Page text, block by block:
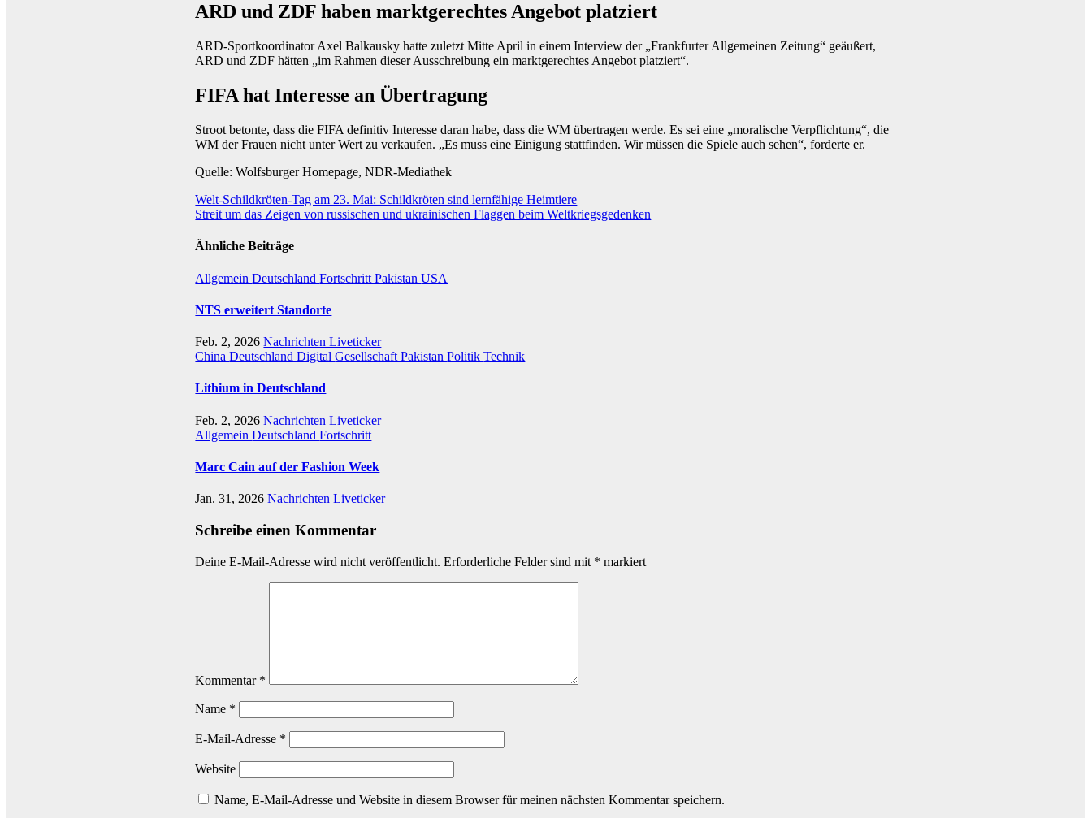
ARD und ZDF haben marktgerechtes Angebot platziert
ARD-Sportkoordinator Axel Balkausky hatte zuletzt Mitte April in einem Interview der „Frankfurter Allgemeinen Zeitung“ geäußert,
ARD und ZDF hätten „im Rahmen dieser Ausschreibung ein marktgerechtes Angebot platziert“.
FIFA hat Interesse an Übertragung
Stroot betonte, dass die FIFA definitiv Interesse daran habe, dass die WM übertragen werde. Es sei eine „moralische Verpflichtung“, die
WM der Frauen nicht unter Wert zu verkaufen. „Es muss eine Einigung stattfinden. Wir müssen die Spiele auch sehen“, forderte er.
Quelle: Wolfsburger Homepage, NDR-Mediathek
Beitragsnavigation
Welt-Schildkröten-Tag am 23. Mai: Schildkröten sind lernfähige Heimtiere
Streit um das Zeigen von russischen und ukrainischen Flaggen beim Weltkriegsgedenken
Ähnliche Beiträge
AllgemeinDeutschlandFortschrittPakistanUSA
NTS erweitert Standorte
Feb. 2, 2026 Nachrichten Liveticker
ChinaDeutschlandDigitalGesellschaftPakistanPolitikTechnik
Lithium in Deutschland
Feb. 2, 2026 Nachrichten Liveticker
AllgemeinDeutschlandFortschritt
Marc Cain auf der Fashion Week
Jan. 31, 2026 Nachrichten Liveticker
Schreibe einen Kommentar
Deine E-Mail-Adresse wird nicht veröffentlicht. Erforderliche Felder sind mit * markiert
Kommentar *
Name *
E-Mail-Adresse *
Website
Name, E-Mail-Adresse und Website in diesem Browser für meinen nächsten Kommentar speichern.